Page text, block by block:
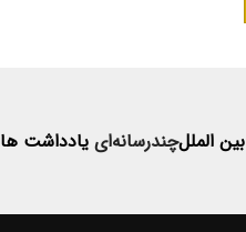
بین المللچندرسانه‌ای یادداشت ها